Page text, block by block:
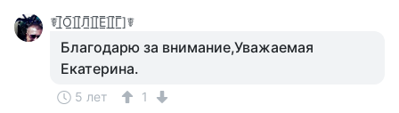
☤[̲̅О̲̅][̲̅Л̲̅][̲̅Е̲̅][̲̅Г̲̅]☤
Благодарю за внимание,Уважаемая
Екатерина.
5 лет 1